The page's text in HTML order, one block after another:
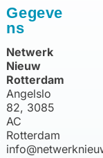
Gegeve
ns
Netwerk
Nieuw
Rotterdam
Angelslo
82, 3085
AC
Rotterdam